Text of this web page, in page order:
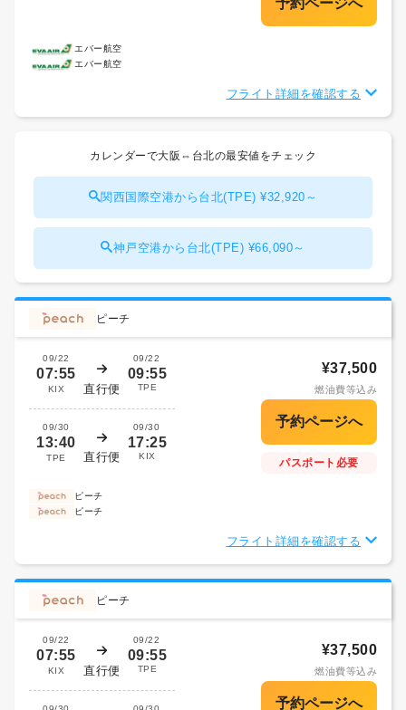
エバー航空
エバー航空
フライト詳細を確認する
カレンダーで大阪⇔台北の最安値をチェック
関西国際空港から台北(TPE) ¥32,920～
神戸空港から台北(TPE) ¥66,090～
ピーチ
09/22
07:55
KIX 直行便
09/22
09:55
TPE
09/30
13:40
TPE 直行便
09/30
17:25
KIX
¥37,500
燃油費等込み
パスポート必要
ピーチ
ピーチ
フライト詳細を確認する
ピーチ
09/22
07:55
KIX 直行便
09/22
09:55
TPE
¥37,500
燃油費等込み